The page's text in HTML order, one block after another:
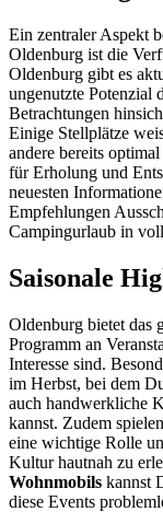
Ein zentraler Aspekt
Oldenburg ist die
Oldenburg gibt es
ungenutzte Potenzial
Betrachtungen
Einige Stellplätze
andere bereits
für Erholung und
neuesten
Empfehlungen
Campingurlaub in
Saisonale
Oldenburg bietet das
Programm an
Interesse sind.
im Herbst, bei dem
auch handwerkliche
kannst. Zudem
eine wichtige Rolle
Kultur hautnah zu
Wohnmobils kannst
diese Events